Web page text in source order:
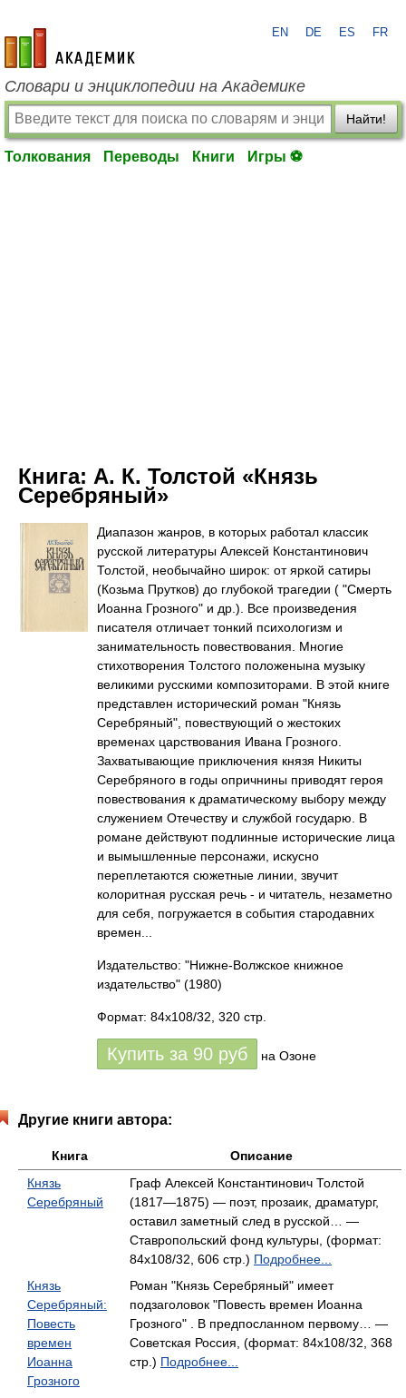
academic.ru
EN DE ES FR
Словари и энциклопедии на Академике
Найти!
Толкования Переводы Книги Игры ⚽
Книга: А. К. Толстой «Князь
Серебряный»
Диапазон жанров, в которых работал классик
русской литературы Алексей Константинович
Толстой, необычайно широк: от яркой сатиры
(Козьма Прутков) до глубокой трагедии ( "Смерть
Иоанна Грозного" и др.). Все произведения
писателя отличает тонкий психологизм и
занимательность повествования. Многие
стихотворения Толстого положенына музыку
великими русскими композиторами. В этой книге
представлен исторический роман "Князь
Серебряный", повествующий о жестоких
временах царствования Ивана Грозного.
Захватывающие приключения князя Никиты
Серебряного в годы опричнины приводят героя
повествования к драматическому выбору между
служением Отечеству и службой государю. В
романе действуют подлинные исторические лица
и вымышленные персонажи, искусно
переплетаются сюжетные линии, звучит
колоритная русская речь - и читатель, незаметно
для себя, погружается в события стародавних
времен...
Издательство: "Нижне-Волжское книжное
издательство" (1980)
Формат: 84x108/32, 320 стр.
Купить за 90 руб на Озоне
Другие книги автора:
Книга
Описание
Князь
Серебряный
Граф Алексей Константинович Толстой
(1817—1875) — поэт, прозаик, драматург,
оставил заметный след в русской… —
Ставропольский фонд культуры, (формат:
84x108/32, 606 стр.) Подробнее...
Князь
Серебряный:
Повесть
времен
Иоанна
Грозного
Роман "Князь Серебряный" имеет
подзаголовок "Повесть времен Иоанна
Грозного" . В предпосланном первому… —
Советская Россия, (формат: 84x108/32, 368
стр.) Подробнее...